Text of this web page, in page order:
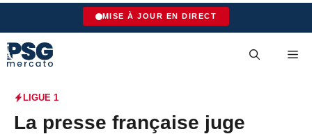
Aller
contenu
MISE À JOUR EN DIRECT
LIGUE 1
La presse française juge